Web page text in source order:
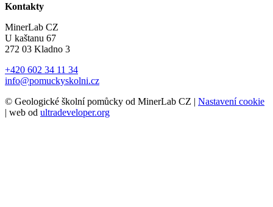
Kontakty
MinerLab CZ
U kaštanu 67
272 03 Kladno 3
+420 602 34 11 34
info@pomuckyskolni.cz
© Geologické školní pomůcky od MinerLab CZ | Nastavení cookie
| web od ultradeveloper.org